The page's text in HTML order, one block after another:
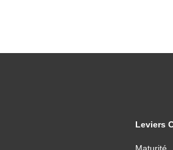
Leviers
Maturité